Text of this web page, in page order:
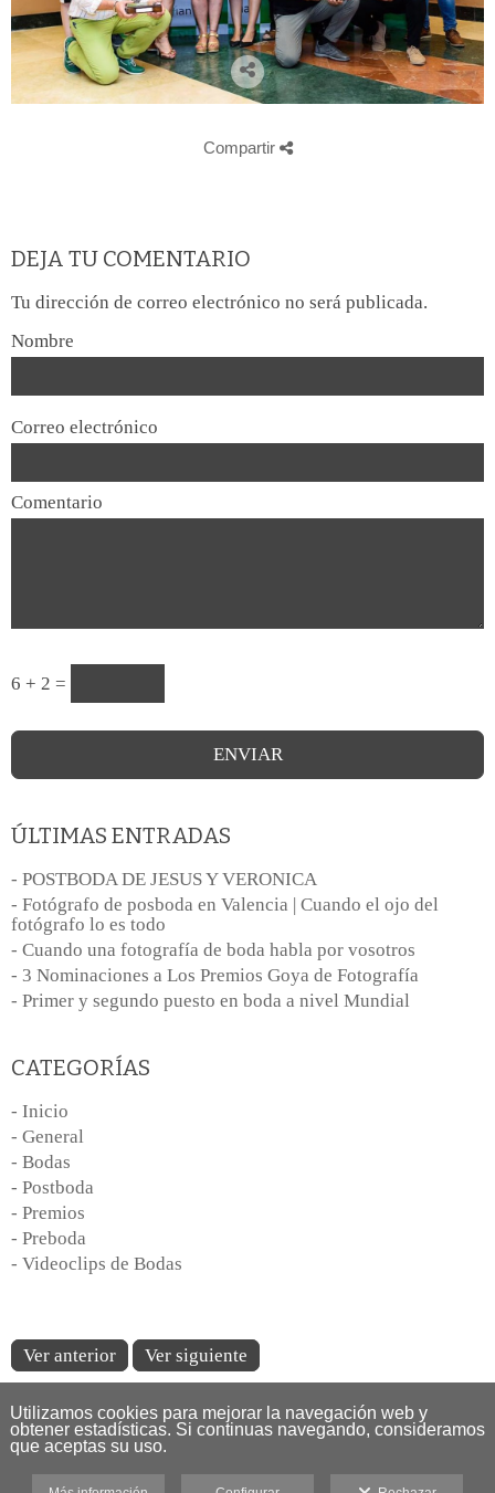
Compartir
DEJA TU COMENTARIO
Tu dirección de correo electrónico no será publicada.
Nombre
Correo electrónico
Comentario
6 + 2 =
ÚLTIMAS ENTRADAS
- POSTBODA DE JESUS Y VERONICA
- Fotógrafo de posboda en Valencia | Cuando el ojo del
fotógrafo lo es todo
- Cuando una fotografía de boda habla por vosotros
- 3 Nominaciones a Los Premios Goya de Fotografía
- Primer y segundo puesto en boda a nivel Mundial
CATEGORÍAS
- Inicio
- General
- Bodas
- Postboda
- Premios
- Preboda
- Videoclips de Bodas
Ver anterior Ver siguiente
Utilizamos cookies para mejorar la navegación web y
obtener estadísticas. Si continuas navegando, consideramos
que aceptas su uso.